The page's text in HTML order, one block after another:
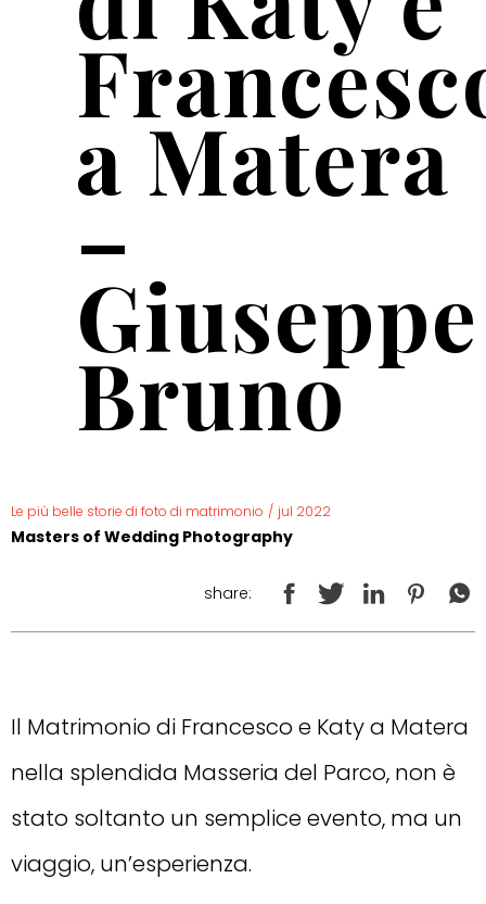
a Matera
–
Giuseppe
Bruno
Le più belle storie di foto di matrimonio / jul 2022
Masters of Wedding Photography
share:
Il Matrimonio di Francesco e Katy a Matera
nella splendida Masseria del Parco, non è
stato soltanto un semplice evento, ma un
viaggio, un’esperienza.